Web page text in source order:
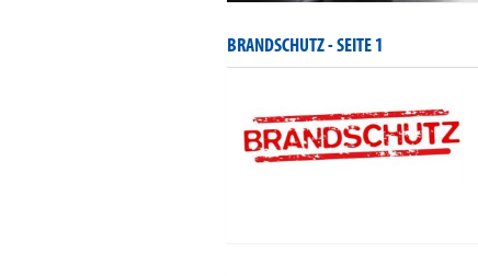
BRANDSCHUTZ -SEITE 1